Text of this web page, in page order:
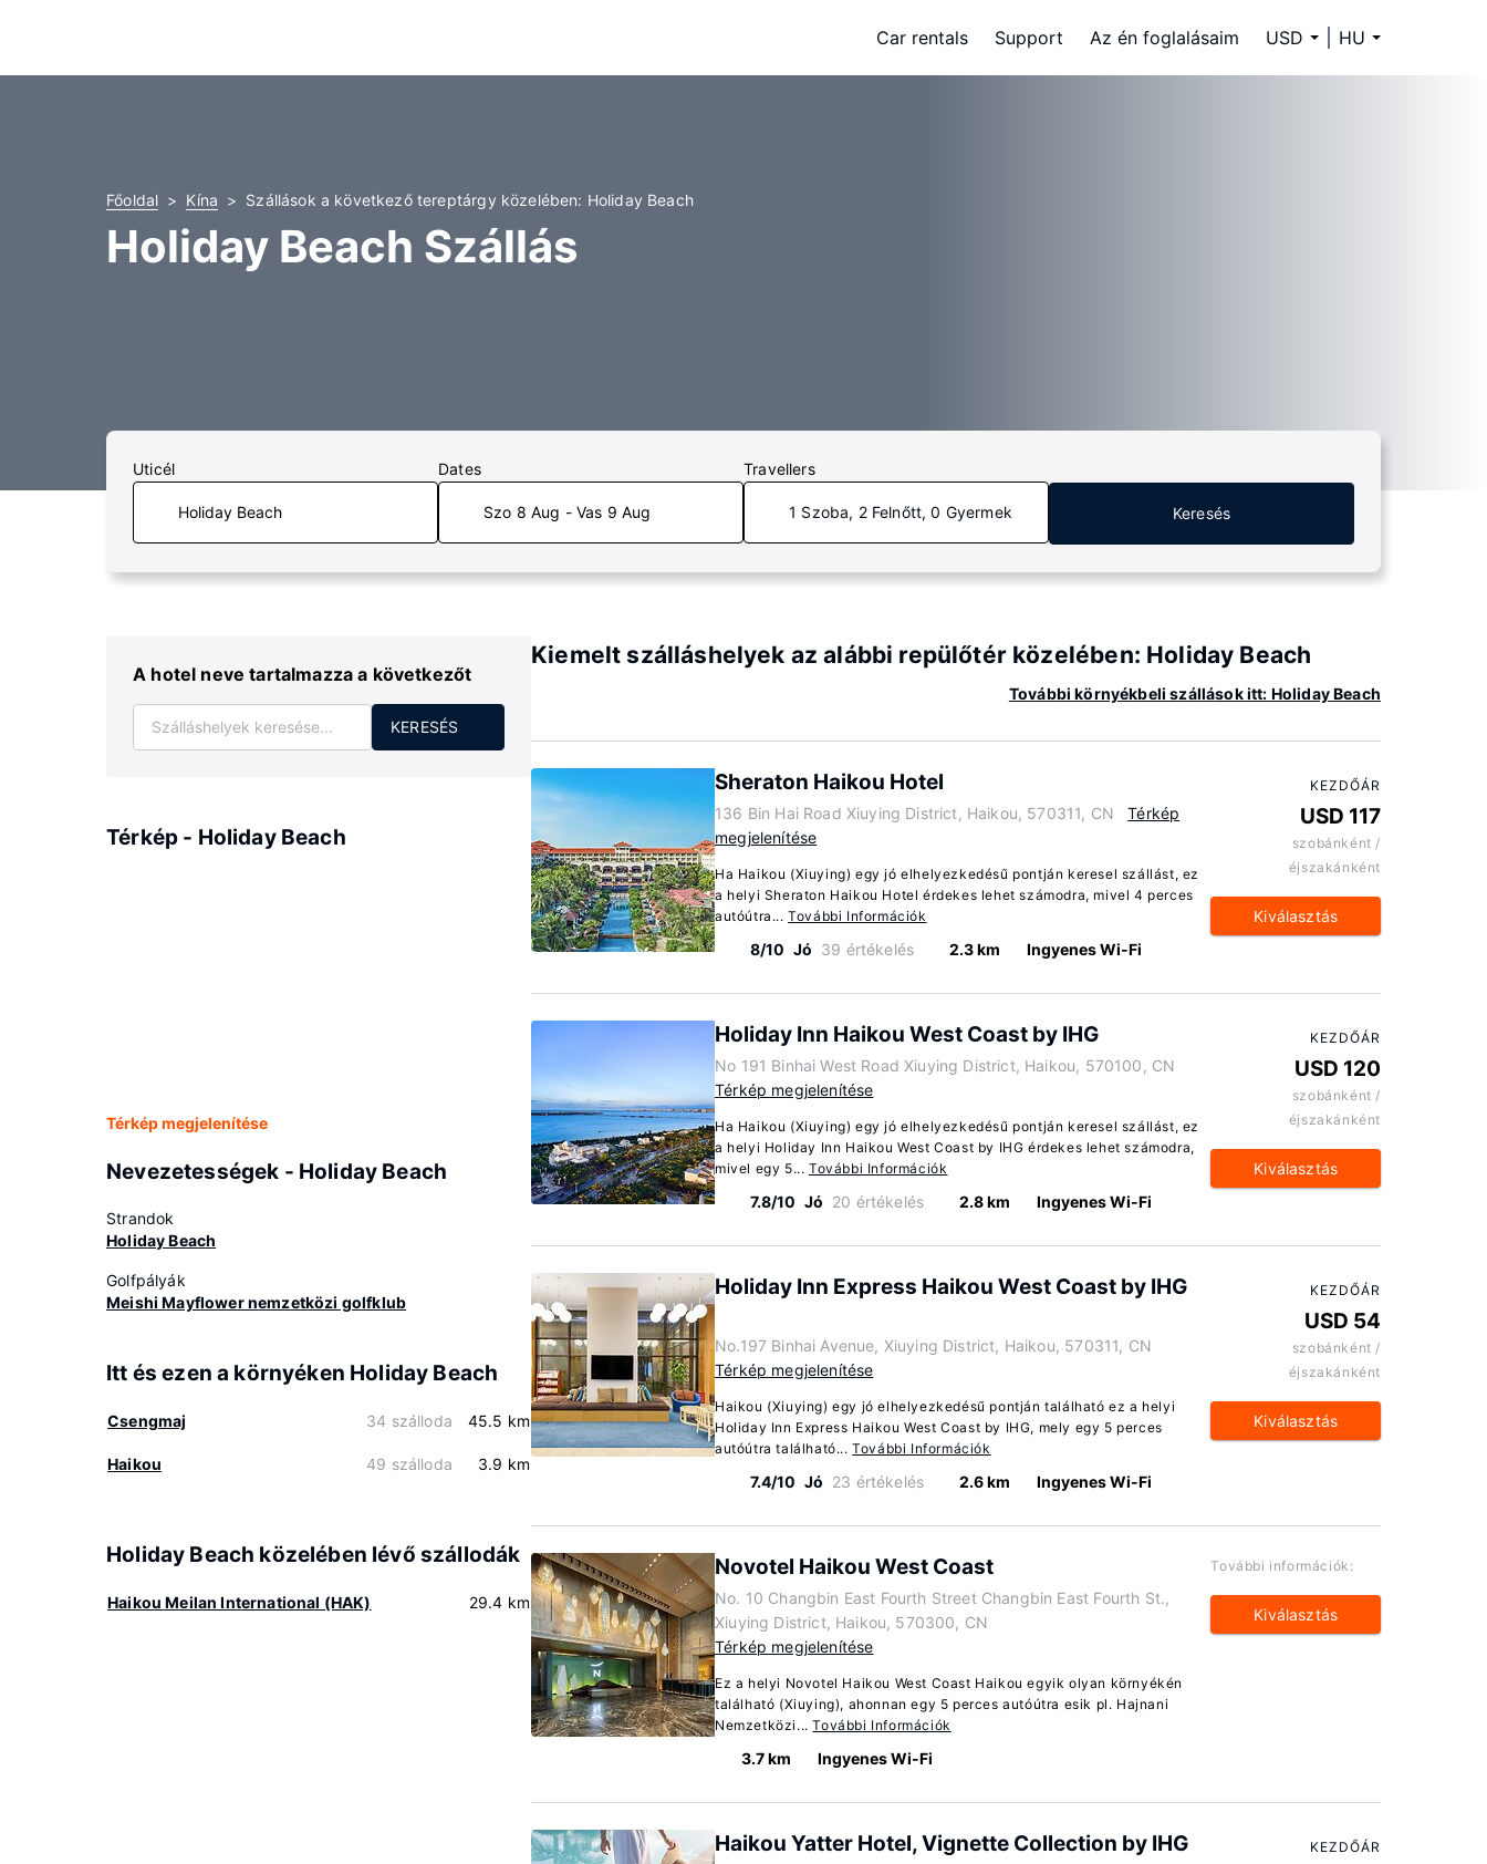
Car rentals Support Az én foglalásaim USD HU
Főoldal Kína Szállások a következő tereptárgy közelében: Holiday Beach
Holiday Beach Szállás
Uticél Dates
Szo 8 Aug - Vas 9 Aug
Travellers
1 Szoba, 2 Felnőtt, 0 Gyermek Keresés
A hotel neve tartalmazza a következőt
KERESÉS
Térkép - Holiday Beach
Térkép megjelenítése
Nevezetességek - Holiday Beach
Strandok
Holiday Beach
Golfpályák
Meishi Mayflower nemzetközi golfklub
Itt és ezen a környéken Holiday Beach
Csengmaj 34 szálloda 45.5 km
Haikou 49 szálloda 3.9 km
Holiday Beach közelében lévő szállodák
Haikou Meilan International (HAK) 29.4 km
Kiemelt szálláshelyek az alábbi repülőtér közelében: Holiday Beach
További környékbeli szállások itt: Holiday Beach
Sheraton Haikou Hotel
136 Bin Hai Road Xiuying District, Haikou, 570311, CN
Térkép
megjelenítése
Ha Haikou (Xiuying) egy jó elhelyezkedésű pontján keresel szállást, ez
a helyi Sheraton Haikou Hotel érdekes lehet számodra, mivel 4 perces
autóútra...További Információk
8/10 Jó 39 értékelés 2.3 km Ingyenes Wi-Fi
KEZDŐÁR
USD 117
szobánként /
éjszakánként
Kiválasztás
Holiday Inn Haikou West Coast by IHG
No 191 Binhai West Road Xiuying District, Haikou, 570100, CN
Térkép megjelenítése
Ha Haikou (Xiuying) egy jó elhelyezkedésű pontján keresel szállást, ez
a helyi Holiday Inn Haikou West Coast by IHG érdekes lehet számodra,
mivel egy 5... További Információk
7.8/10 Jó 20 értékelés 2.8 km Ingyenes Wi-Fi
KEZDŐÁR
USD 120
szobánként /
éjszakánként
Kiválasztás
Holiday Inn Express Haikou West Coast by IHG
No.197 Binhai Avenue, Xiuying District, Haikou, 570311, CN
Térkép megjelenítése
Haikou (Xiuying) egy jó elhelyezkedésű pontján található ez a helyi
Holiday Inn Express Haikou West Coast by IHG, mely egy 5 perces
autóútra található...További Információk
7.4/10 Jó 23 értékelés 2.6 km Ingyenes Wi-Fi
KEZDŐÁR
USD 54
szobánként /
éjszakánként
Kiválasztás
Novotel Haikou West Coast
No. 10 Changbin East Fourth Street Changbin East Fourth St.,
Xiuying District, Haikou, 570300, CN
Térkép megjelenítése
Ez a helyi Novotel Haikou West Coast Haikou egyik olyan környékén
található (Xiuying), ahonnan egy 5 perces autóútra esik pl. Hajnani
Nemzetközi...További Információk
3.7 km Ingyenes Wi-Fi
További információk:
Kiválasztás
Haikou Yatter Hotel, Vignette Collection by IHG KEZDŐÁR